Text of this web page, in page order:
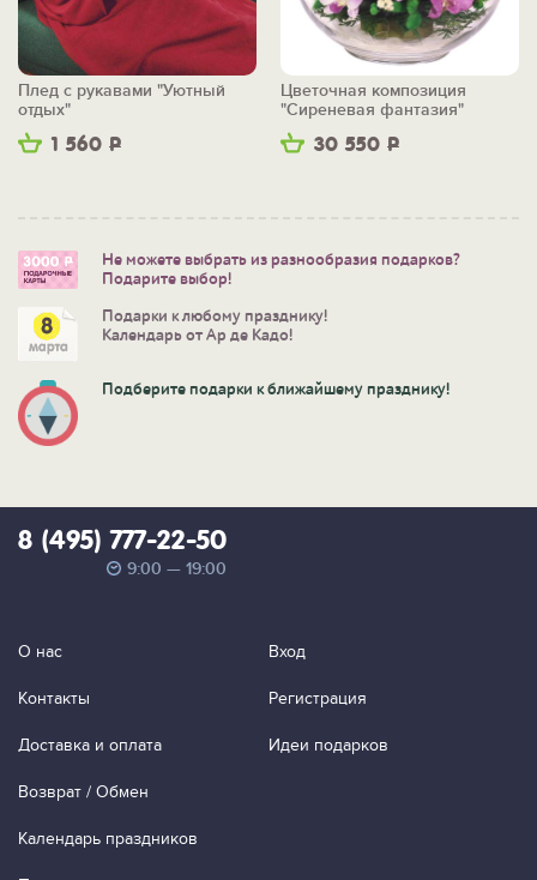
1 560 Р
Плед с рукавами "Уютный
отдых"
30 550 Р
Цветочная композиция
"Сиреневая фантазия"
Не можете выбрать из разнообразия подарков?
Подарите выбор!
Подарки к любому празднику!
Календарь от Ар де Кадо!
Подберите подарки к ближайшему празднику!
8 (495) 777-22-50
9:00 — 19:00
О нас
Контакты
Доставка и оплата
Возврат / Обмен
Календарь праздников
Вход
Регистрация
Идеи подарков